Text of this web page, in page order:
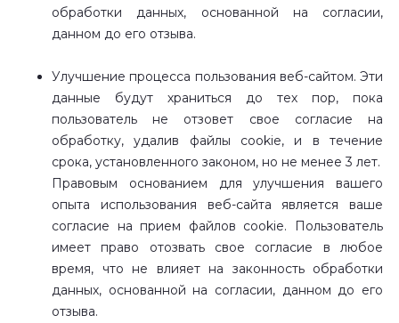
обработки данных, основанной на согласии,
данном до его отзыва.
Улучшение процесса пользования веб-сайтом. Эти
данные будут храниться до тех пор, пока
пользователь не отзовет свое согласие на
обработку, удалив файлы cookie, и в течение
срока, установленного законом, но не менее 3 лет.
Правовым основанием для улучшения вашего
опыта использования веб-сайта является ваше
согласие на прием файлов cookie. Пользователь
имеет право отозвать свое согласие в любое
время, что не влияет на законность обработки
данных, основанной на согласии, данном до его
отзыва.